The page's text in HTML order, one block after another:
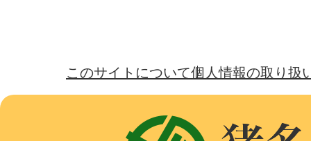
このサイトについて個人情報の取り扱
猪